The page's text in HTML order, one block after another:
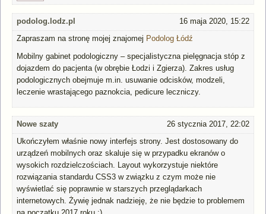
podolog.lodz.pl
16 maja 2020, 15:22
Zapraszam na stronę mojej znajomej Podolog Łódź
Mobilny gabinet podologiczny – specjalistyczna pielęgnacja stóp z
dojazdem do pacjenta (w obrębie Łodzi i Zgierza). Zakres usług
podologicznych obejmuje m.in. usuwanie odcisków, modzeli,
leczenie wrastającego paznokcia, pedicure leczniczy.
Nowe szaty
26 stycznia 2017, 22:02
Ukończyłem właśnie nowy interfejs strony. Jest dostosowany do
urządzeń mobilnych oraz skaluje się w przypadku ekranów o
wysokich rozdzielczościach. Layout wykorzystuje niektóre
rozwiązania standardu CSS3 w związku z czym może nie
wyświetlać się poprawnie w starszych przeglądarkach
internetowych. Żywię jednak nadzieję, że nie będzie to problemem